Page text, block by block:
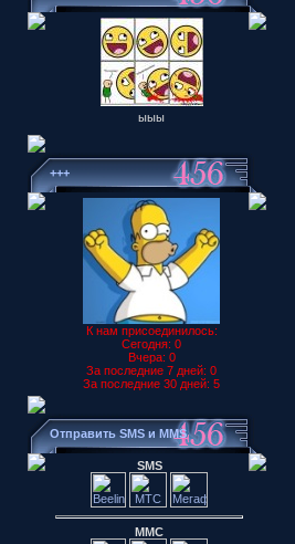
ыыы
+++
К нам присоединилось:
Сегодня: 0
Вчера: 0
За последние 7 дней: 0
За последние 30 дней: 5
Отправить SMS и MMS
SMS
ММС